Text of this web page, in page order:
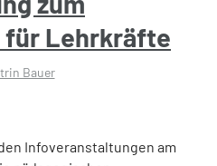
für Lehrkräfte
Bauer
Infoveranstaltungen am